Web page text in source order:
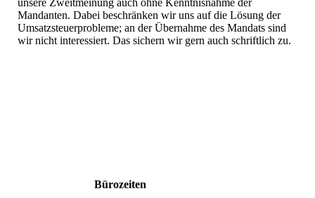
unsere Zweitmeinung auch ohne Kenntnisnahme der
Mandanten. Dabei beschränken wir uns auf die Lösung der
Umsatzsteuerprobleme; an der Übernahme des Mandats sind
wir nicht interessiert. Das sichern wir gern auch schriftlich zu.
Bürozeiten